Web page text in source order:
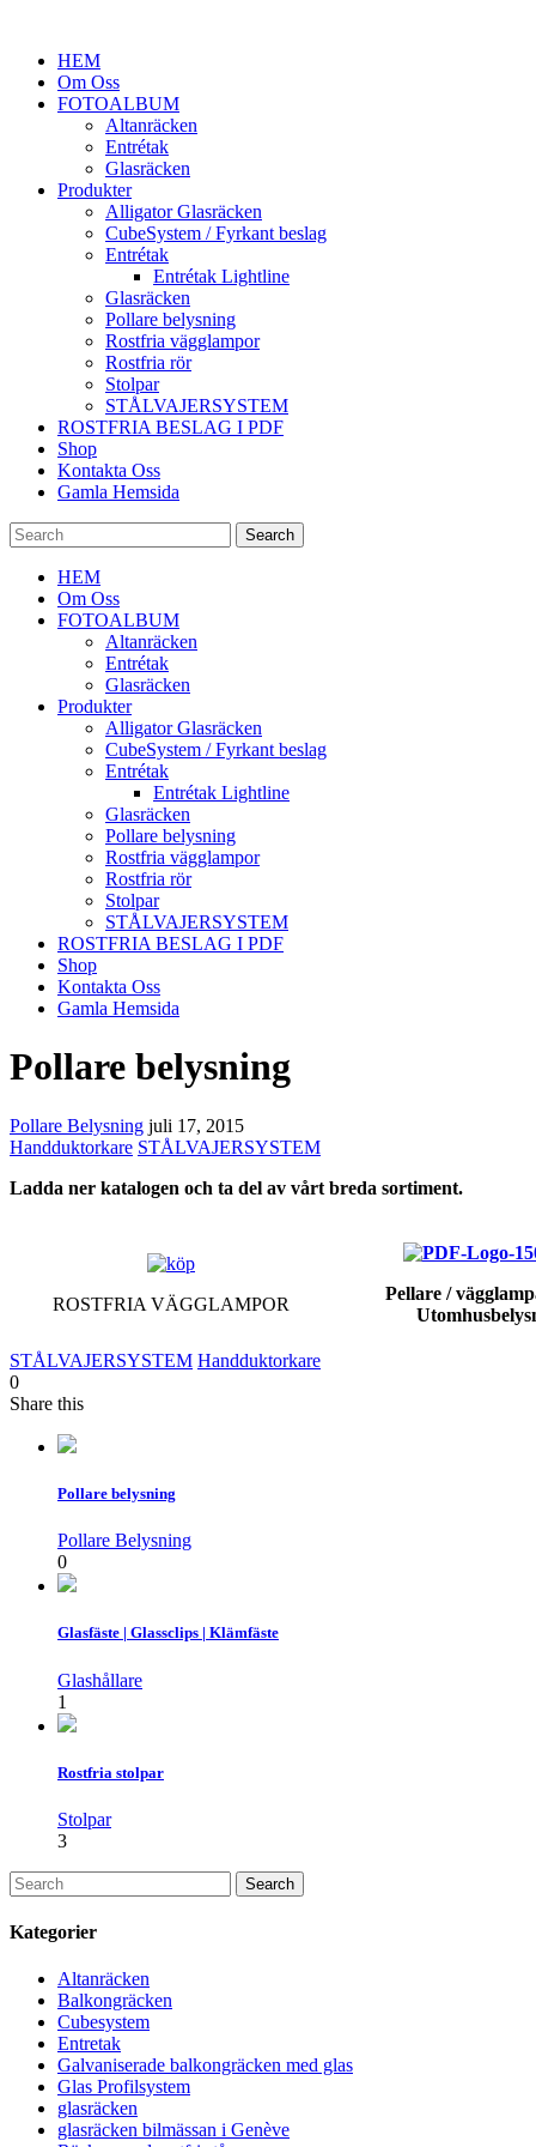
HEM
Om Oss
FOTOALBUM
Altanräcken
Entrétak
Glasräcken
Produkter
Alligator Glasräcken
CubeSystem / Fyrkant beslag
Entrétak
Entrétak Lightline
Glasräcken
Pollare belysning
Rostfria vägglampor
Rostfria rör
Stolpar
STÅLVAJERSYSTEM
ROSTFRIA BESLAG I PDF
Shop
Kontakta Oss
Gamla Hemsida
HEM
Om Oss
FOTOALBUM
Altanräcken
Entrétak
Glasräcken
Produkter
Alligator Glasräcken
CubeSystem / Fyrkant beslag
Entrétak
Entrétak Lightline
Glasräcken
Pollare belysning
Rostfria vägglampor
Rostfria rör
Stolpar
STÅLVAJERSYSTEM
ROSTFRIA BESLAG I PDF
Shop
Kontakta Oss
Gamla Hemsida
Pollare belysning
Pollare Belysning juli 17, 2015
Handduktorkare STÅLVAJERSYSTEM
Ladda ner katalogen och ta del av vårt breda sortiment.
ROSTFRIA VÄGGLAMPOR
Pellare /
STÅLVAJERSYSTEM Handduktorkare
0
Share this
Pollare belysning
Pollare Belysning
0
Glasfäste | Glassclips | Klämfäste
Glashållare
1
Rostfria stolpar
Stolpar
3
Kategorier
Altanräcken
Balkongräcken
Cubesystem
Entretak
Galvaniserade balkongräcken med glas
Glas Profilsystem
glasräcken
glasräcken bilmässan i Genève